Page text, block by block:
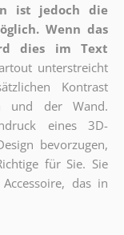
ist jedoch die
Wenn das
dies im Text
unterstreicht
Kontrast
und der Wand.
eines 3D-
bevorzugen,
für Sie. Sie
das in